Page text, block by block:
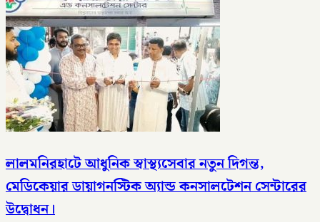
লালমনিরহাটে আধুনিক স্বাস্থ্যসেবার নতুন দিগন্ত,
মেডিকেয়ার ডায়াগনস্টিক অ্যান্ড কনসালটেশন সেন্টারের
উদ্বোধন।